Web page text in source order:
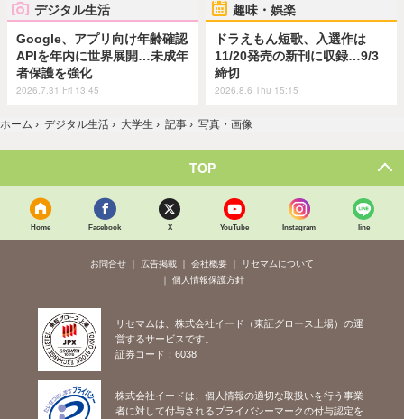
デジタル生活
Google、アプリ向け年齢確認
APIを年内に世界展開…未成年
者保護を強化
2026.7.31 Fri 13:45
趣味・娯楽
ドラえもん短歌、入選作は
11/20発売の新刊に収録…9/3
締切
2026.8.6 Thu 15:15
ホーム › デジタル生活 › 大学生 › 記事 › 写真・画像
TOP
Home Facebook X YouTube Instagram line
お問合せ 広告掲載 会社概要
リセマムについて
個人情報保護方針
リセマムは、株式会社イード（東証グロース上場）の運
営するサービスです。
証券コード：6038
株式会社イードは、個人情報の適切な取扱いを行う事業
者に対して付与されるプライバシーマークの付与認定を